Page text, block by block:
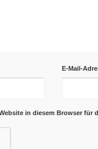
E-Mail-
in diesem Browser